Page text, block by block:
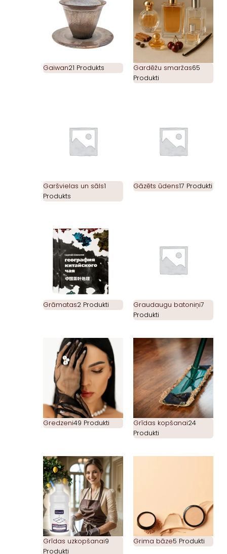
Gaiwan21 Produkts Gardēžu smaržas65
Produkti
Garšvielas un sāls1
Produkts
Gāzēts ūdens17 Produkti
Grāmatas2 Produkti Graudaugu batoniņi7
Produkti
Gredzeni49 Produkti Grīdas kopšanai24
Produkti
Grīdas uzkopšanai9
Produkti
Grima bāze5 Produkti